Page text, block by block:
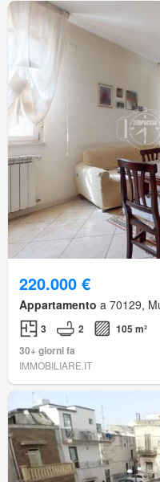
220.000 €
Appartamento a 70129,
3 2
105 m²
30+ giorni fa
IMMOBILIARE.IT